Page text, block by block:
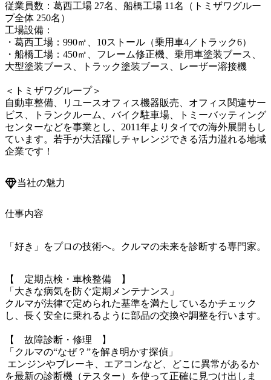
従業員数：葛西工場 27名、船橋工場 11名（トミザワグルー
プ全体 250名）
工場設備：
・葛西工場：990㎡、10ストール（乗用車4／トラック6）
・船橋工場：450㎡、フレーム修正機、乗用車塗装ブース、
大型塗装ブース、トラック塗装ブース、レーザー溶接機
＜トミザワグループ＞
自動車整備、リユースオフィス機器販売、オフィス関連サー
ビス、トランクルーム、バイク駐車場、トミーバッティング
センターなどを事業とし、2011年よりタイでの海外展開もし
ています。若手が大活躍しチャレンジできる活力溢れる地域
当社の魅力
仕事内容
「好き」をプロの技術へ。クルマの未来を診断する専門家。
【　定期点検・車検整備	】
「大きな病気を防ぐ定期メンテナンス」
クルマが法律で定められた基準を満たしているかチェック
し、長く安全に乗れるように部品の交換や調整を行います。
【　故障診断・修理	】
「クルマの“なぜ？”を解き明かす探偵」
を最新の診断機（テスター）を使って正確に見つけ出しま